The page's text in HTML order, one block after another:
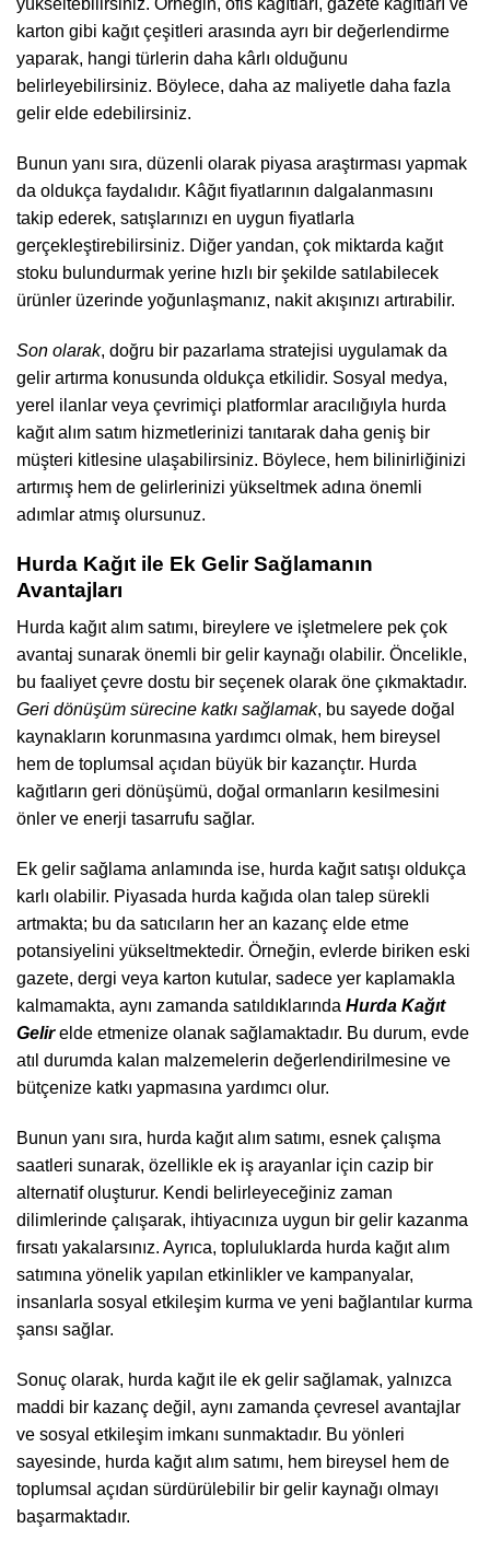
yükseltebilirsiniz. Örneğin, ofis kağıtları, gazete kağıtları ve
karton gibi kağıt çeşitleri arasında ayrı bir değerlendirme
yaparak, hangi türlerin daha kârlı olduğunu
belirleyebilirsiniz. Böylece, daha az maliyetle daha fazla
gelir elde edebilirsiniz.
Bunun yanı sıra, düzenli olarak piyasa araştırması yapmak
da oldukça faydalıdır. Kâğıt fiyatlarının dalgalanmasını
takip ederek, satışlarınızı en uygun fiyatlarla
gerçekleştirebilirsiniz. Diğer yandan, çok miktarda kağıt
stoku bulundurmak yerine hızlı bir şekilde satılabilecek
ürünler üzerinde yoğunlaşmanız, nakit akışınızı artırabilir.
Son olarak, doğru bir pazarlama stratejisi uygulamak da
gelir artırma konusunda oldukça etkilidir. Sosyal medya,
yerel ilanlar veya çevrimiçi platformlar aracılığıyla hurda
kağıt alım satım hizmetlerinizi tanıtarak daha geniş bir
müşteri kitlesine ulaşabilirsiniz. Böylece, hem bilinirliğinizi
artırmış hem de gelirlerinizi yükseltmek adına önemli
adımlar atmış olursunuz.
Hurda Kağıt ile Ek Gelir Sağlamanın
Avantajları
Hurda kağıt alım satımı, bireylere ve işletmelere pek çok
avantaj sunarak önemli bir gelir kaynağı olabilir. Öncelikle,
bu faaliyet çevre dostu bir seçenek olarak öne çıkmaktadır.
Geri dönüşüm sürecine katkı sağlamak, bu sayede doğal
kaynakların korunmasına yardımcı olmak, hem bireysel
hem de toplumsal açıdan büyük bir kazançtır. Hurda
kağıtların geri dönüşümü, doğal ormanların kesilmesini
önler ve enerji tasarrufu sağlar.
Ek gelir sağlama anlamında ise, hurda kağıt satışı oldukça
karlı olabilir. Piyasada hurda kağıda olan talep sürekli
artmakta; bu da satıcıların her an kazanç elde etme
potansiyelini yükseltmektedir. Örneğin, evlerde biriken eski
gazete, dergi veya karton kutular, sadece yer kaplamakla
kalmamakta, aynı zamanda satıldıklarında Hurda Kağıt
Gelirelde etmenize olanak sağlamaktadır. Bu durum, evde
atıl durumda kalan malzemelerin değerlendirilmesine ve
bütçenize katkı yapmasına yardımcı olur.
Bunun yanı sıra, hurda kağıt alım satımı, esnek çalışma
saatleri sunarak, özellikle ek iş arayanlar için cazip bir
alternatif oluşturur. Kendi belirleyeceğiniz zaman
dilimlerinde çalışarak, ihtiyacınıza uygun bir gelir kazanma
fırsatı yakalarsınız. Ayrıca, topluluklarda hurda kağıt alım
satımına yönelik yapılan etkinlikler ve kampanyalar,
insanlarla sosyal etkileşim kurma ve yeni bağlantılar kurma
şansı sağlar.
Sonuç olarak, hurda kağıt ile ek gelir sağlamak, yalnızca
maddi bir kazanç değil, aynı zamanda çevresel avantajlar
ve sosyal etkileşim imkanı sunmaktadır. Bu yönleri
sayesinde, hurda kağıt alım satımı, hem bireysel hem de
toplumsal açıdan sürdürülebilir bir gelir kaynağı olmayı
başarmaktadır.